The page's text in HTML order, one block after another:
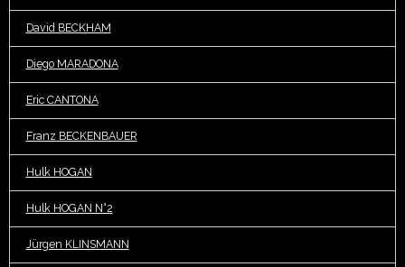
David BECKHAM
Diego MARADONA
Eric CANTONA
Franz BECKENBAUER
Hulk HOGAN
Hulk HOGAN N°2
Jürgen KLINSMANN